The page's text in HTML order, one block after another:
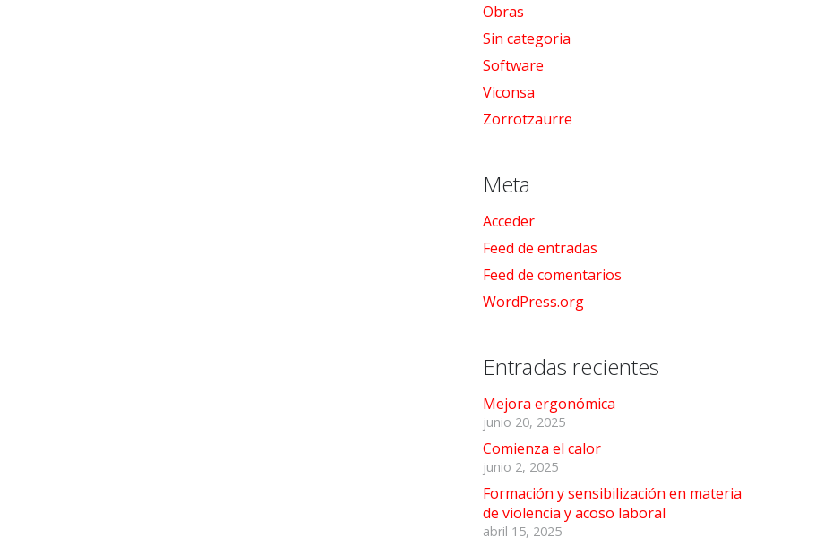
Obras
Sin categoria
Software
Viconsa
Zorrotzaurre
Meta
Acceder
Feed de entradas
Feed de comentarios
WordPress.org
Entradas recientes
Mejora ergonómica
junio 20, 2025
Comienza el calor
junio 2, 2025
Formación y sensibilización en materia
de violencia y acoso laboral
abril 15, 2025